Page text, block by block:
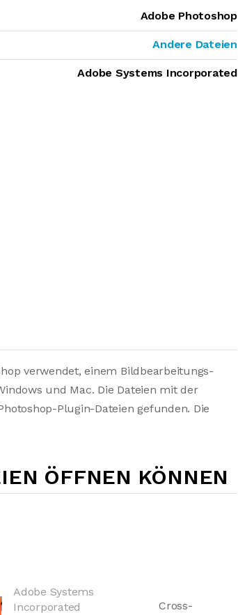
Adobe Photoshop
Andere Dateien
Adobe Systems Incorporated
verwendet, einem Bildbearbeitungs-
und Mac. Die Dateien mit der
Plugin-Dateien gefunden. Die
ÖFFNEN KÖNNEN
Adobe Systems
Incorporated
Cross-